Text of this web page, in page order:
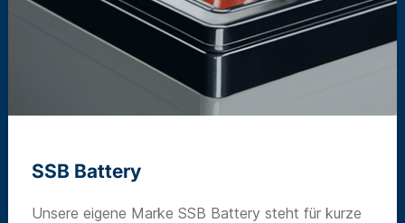
SSB Battery
Unsere eigene Marke SSB Battery steht für kurze